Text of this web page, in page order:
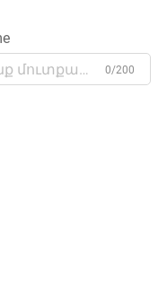
0/200